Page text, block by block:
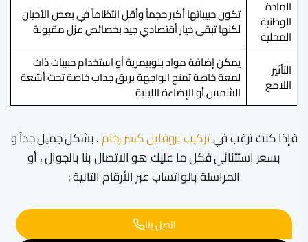
المادة
الوطنية
المحلية
تكون حبيباتها أكبر حجماً وأقل انتظاماً في بعض الأحيان
لكنها تبقى خيار أقتصادي جيد بخصائص عزل مقبولة
التأثير
اللامع
يمكن إضافة مواد بلوبيمرية أو استخدام حبيبات ذات
لمعة خاصة تمنح الواجهة بريق جذاب خاصة تحت أشعة
الشمس أو الإضاءة الليلية
فإذا كنت ترغب فيتركيب بروفايل كسر رخام، بشكل جميل جداً و
بسعر استثنائي فكل ما عليك هو الاتصال بنا بالجوال ، أو
المراسلة بالواتساب عبر الأرقام التالية :
اتصل بنا